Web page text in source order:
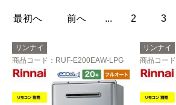
最初へ 前へ ... 2 3
リンナイ
商品コード ：RUF-E200EAW-LPG
リンナイ
商品コード